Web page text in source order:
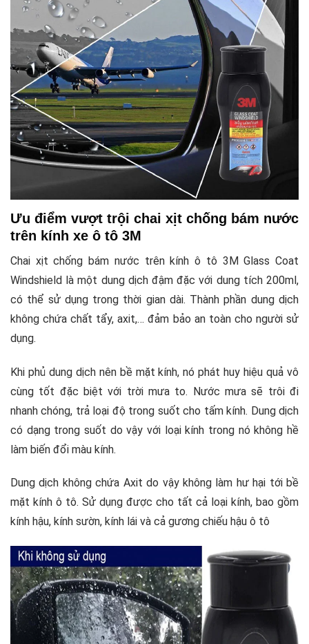
Ưu điểm vượt trội chai xịt chống bám nước
trên kính xe ô tô 3M
Chai xịt chống bám nước trên kính ô tô 3M Glass Coat
Windshield là một dung dịch đậm đặc với dung tích 200ml,
có thể sử dụng trong thời gian dài. Thành phần dung dịch
không chứa chất tẩy, axit,… đảm bảo an toàn cho người sử
dụng.
Khi phủ dung dịch nên bề mặt kính, nó phát huy hiệu quả vô
cùng tốt đặc biệt với trời mưa to. Nước mưa sẽ trôi đi
nhanh chóng, trả loại độ trong suốt cho tấm kính. Dung dịch
có dạng trong suốt do vậy với loại kính trong nó không hề
làm biến đổi màu kính.
Dung dịch không chứa Axit do vậy không làm hư hại tới bề
mặt kính ô tô. Sử dụng được cho tất cả loại kính, bao gồm
kính hậu, kính sườn, kính lái và cả gương chiếu hậu ô tô